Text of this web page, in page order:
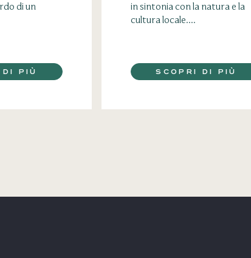
di un
DI PIÙ
in sintonia con la natura e la
cultura locale....
SCOPRI DI PIÙ